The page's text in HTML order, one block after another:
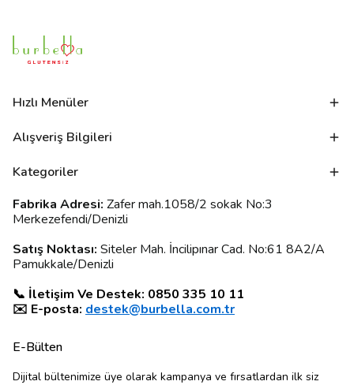
Hızlı Menüler
Alışveriş Bilgileri
Kategoriler
Fabrika Adresi: Zafer mah.1058/2 sokak No:3
Merkezefendi/Denizli
Satış Noktası: Siteler Mah. İncilipınar Cad. No:61 8A2/A
Pamukkale/Denizli
📞 İletişim Ve Destek: 0850 335 10 11
✉️ E-posta: destek@burbella.com.tr
E-Bülten
Dijital bültenimize üye olarak kampanya ve fırsatlardan ilk siz